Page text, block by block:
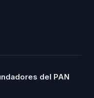
del PAN